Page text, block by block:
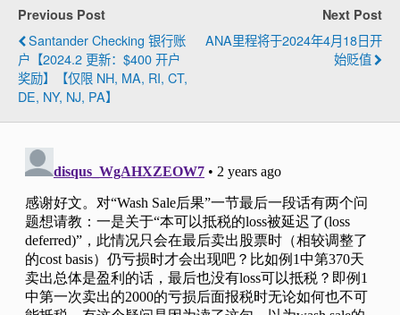
Previous Post
Santander Checking 银行账
户【2024.2 更新：$400 开户
奖励】【仅限 NH, MA, RI, CT,
DE, NY, NJ, PA】
Next Post
ANA里程将于2024年4月18日开
始贬值